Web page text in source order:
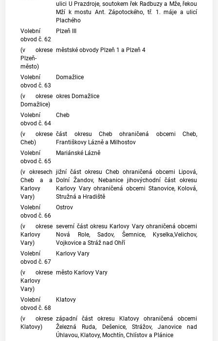
ulici U Prazdroje, soutokem řek Radbuzy a Mže, řekou
Mží k mostu Ant. Zápotockého, tř. 1. máje a ulicí
Plachého
Volební
obvod č. 62
Plzeň III
(v okrese
Plzeň-
město)
městské obvody Plzeň 1 a Plzeň 4
Volební
obvod č. 63
Domažlice
(v okrese
Domažlice)
okres Domažlice
Volební
obvod č. 64
Cheb
(v okrese
Cheb)
část okresu Cheb ohraničená obcemi Cheb,
Františkovy Lázně a Milhostov
Volební
obvod č. 65
Mariánské Lázně
(v okresech
Cheb a a
Karlovy
Vary)
jižní část okresu Cheb ohraničená obcemi Lipová,
Dolní Žandov, Nebanice jihovýchodní část okresu
Karlovy Vary ohraničená obcemi Stanovice, Kolová,
Stružná a Hradiště
Volební
obvod č. 66
Ostrov
(v okrese
Karlovy
Vary)
severní část okresu Karlovy Vary ohraničená obcemi
Nová Role, Sadov, Šemnice, Kyselka,Velichov,
Vojkovice a Stráž nad Ohří
Volební
obvod č. 67
Karlovy Vary
(v okrese
Karlovy
Vary)
město Karlovy Vary
Volební
obvod č. 68
Klatovy
(v okrese
Klatovy)
západní část okresu Klatovy ohraničená obcemi
Železná Ruda, Dešenice, Strážov, Janovice nad
Úhlavou, Klatovy, Mochtín, Chlístov a Plánice